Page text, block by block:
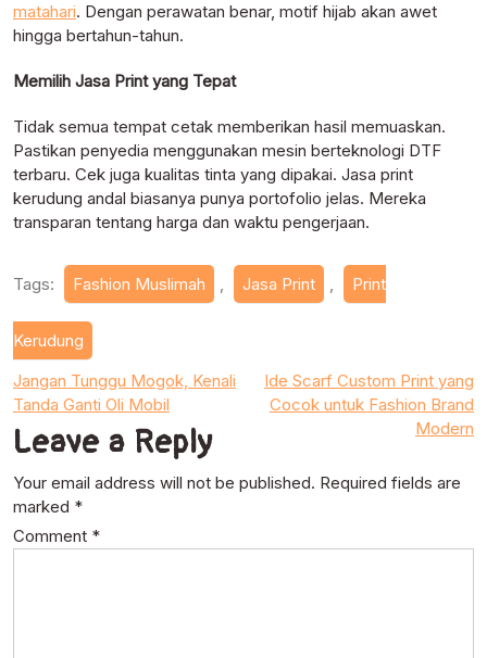
matahari. Dengan perawatan benar, motif hijab akan awet
hingga bertahun-tahun.
Memilih Jasa Print yang Tepat
Tidak semua tempat cetak memberikan hasil memuaskan.
Pastikan penyedia menggunakan mesin berteknologi DTF
terbaru. Cek juga kualitas tinta yang dipakai. Jasa print
kerudung andal biasanya punya portofolio jelas. Mereka
transparan tentang harga dan waktu pengerjaan.
Tags: Fashion Muslimah , Jasa Print , Print
Kerudung
Post
navigation
Jangan Tunggu Mogok, Kenali
Tanda Ganti Oli Mobil
Ide Scarf Custom Print yang
Cocok untuk Fashion Brand
Modern
Leave a Reply
Your email address will not be published. Required fields are
marked *
Comment *